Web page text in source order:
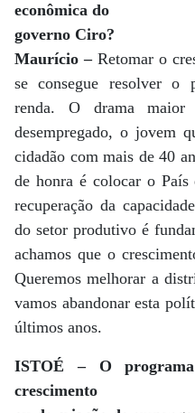
econômica do
governo Ciro?
Maurício –Retomar o
se consegue resolver o
renda. O drama
desempregado, o jovem
cidadão com mais de 40
de honra é colocar o
recuperação da
do setor produtivo é
achamos que o
Queremos melhorar a
vamos abandonar esta
últimos anos.
ISTOÉ – O
crescimento